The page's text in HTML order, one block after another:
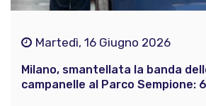
Martedì, 16 Giugno 2026
Milano, smantellata la banda
campanelle al Parco Sempione: